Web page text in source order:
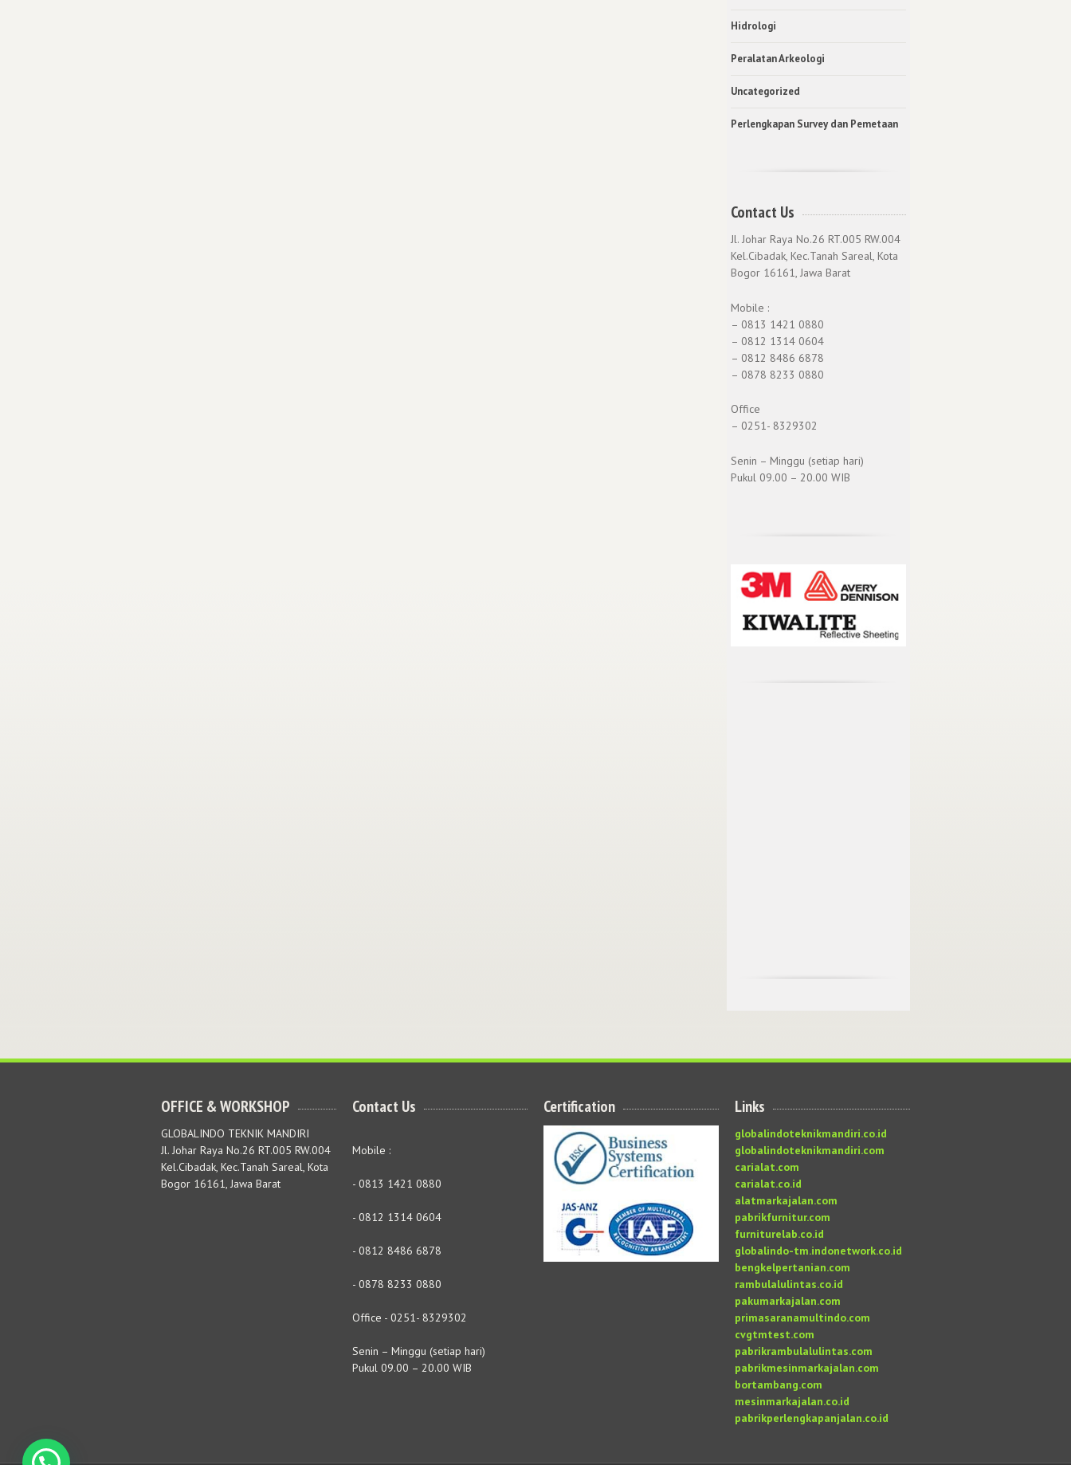
Hidrologi
Peralatan Arkeologi
Uncategorized
Perlengkapan Survey dan Pemetaan
Contact Us
Jl. Johar Raya No.26 RT.005 RW.004
Kel.Cibadak, Kec.Tanah Sareal, Kota
Bogor 16161, Jawa Barat
Mobile :
– 0813 1421 0880
– 0812 1314 0604
– 0812 8486 6878
– 0878 8233 0880
Office
– 0251- 8329302
Senin – Minggu (setiap hari)
Pukul 09.00 – 20.00 WIB
OFFICE & WORKSHOP
GLOBALINDO TEKNIK MANDIRI
Jl. Johar Raya No.26 RT.005 RW.004
Kel.Cibadak, Kec.Tanah Sareal, Kota
Bogor 16161, Jawa Barat
Contact Us
Mobile :
- 0813 1421 0880
- 0812 1314 0604
- 0812 8486 6878
- 0878 8233 0880
Office - 0251- 8329302
Senin – Minggu (setiap hari)
Pukul 09.00 – 20.00 WIB
Certification Links
globalindoteknikmandiri.co.id
globalindoteknikmandiri.com
carialat.com
carialat.co.id
alatmarkajalan.com
pabrikfurnitur.com
furniturelab.co.id
globalindo-tm.indonetwork.co.id
bengkelpertanian.com
rambulalulintas.co.id
pakumarkajalan.com
primasaranamultindo.com
cvgtmtest.com
pabrikrambulalulintas.com
pabrikmesinmarkajalan.com
bortambang.com
mesinmarkajalan.co.id
pabrikperlengkapanjalan.co.id